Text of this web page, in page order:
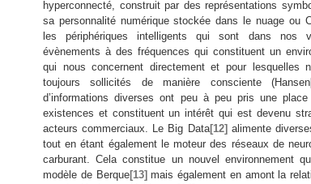
hyperconnecté, construit par des représentations
sa personnalité numérique stockée dans le nuage ou
les périphériques intelligents qui sont dans nos
évènements à des fréquences qui constituent un
qui nous concernent directement et pour lesquelles
toujours sollicités de manière consciente (Hansen
d’informations diverses ont peu à peu pris une
existences et constituent un intérêt qui est devenu
acteurs commerciaux. Le Big Data[12]alimente
tout en étant également le moteur des réseaux de
carburant. Cela constitue un nouvel environnement
modèle de Berque[13]mais également en amont la